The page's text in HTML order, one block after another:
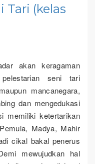
Tari (kelas
akan keragaman
seni tari
mancanegara,
dan mengedukasi
memiliki ketertarikan
Madya, Mahir
cikal bakal penerus
mewujudkan hal